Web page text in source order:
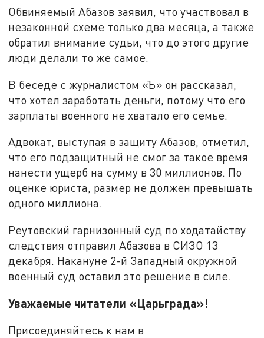
Обвиняемый Абазов заявил, что участвовал в
незаконной схеме только два месяца, а также
обратил внимание судьи, что до этого другие
люди делали то же самое.
В беседе с журналистом «Ъ» он рассказал,
что хотел заработать деньги, потому что его
зарплаты военного не хватало его семье.
Адвокат, выступая в защиту Абазов, отметил,
что его подзащитный не смог за такое время
нанести ущерб на сумму в 30 миллионов. По
оценке юриста, размер не должен превышать
одного миллиона.
Реутовский гарнизонный суд по ходатайству
следствия отправил Абазова в СИЗО 13
декабря. Накануне 2-й Западный окружной
военный суд оставил это решение в силе.
Уважаемые читатели «Царьграда»!
Присоединяйтесь к нам в